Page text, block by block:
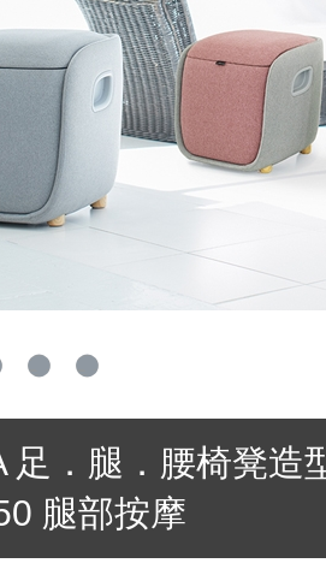
足．腿．腰椅凳造
腿部按摩